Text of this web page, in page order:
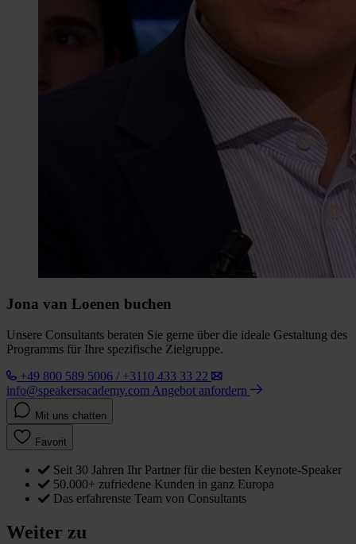
Jona van Loenen buchen
Unsere Consultants beraten Sie gerne über die ideale Gestaltung des
Programms für Ihre spezifische Zielgruppe.
+49 800 589 5006 / +3110 433 33 22
info@speakersacademy.com Angebot anfordern
Mit uns chatten
Favorit
Seit 30 Jahren Ihr Partner für die besten Keynote-Speaker
50.000+ zufriedene Kunden in ganz Europa
Das erfahrenste Team von Consultants
Weiter zu